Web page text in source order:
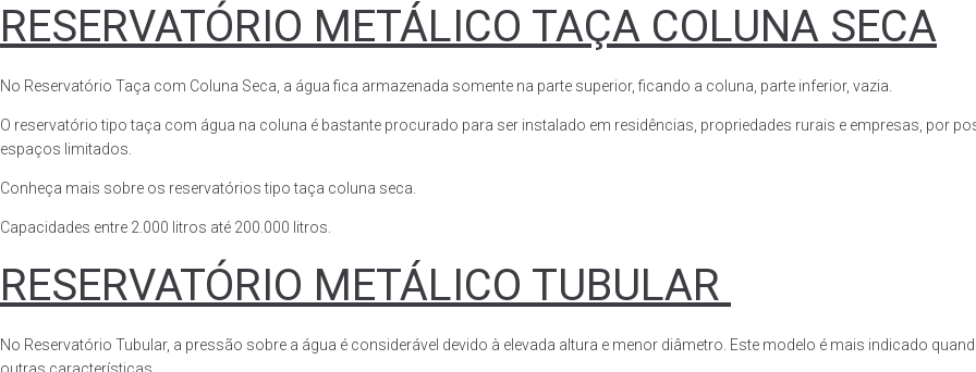
RESERVATÓRIO METÁLICO TAÇA COLUNA SECA
No Reservatório Taça com Coluna Seca, a água fica armazenada somente na parte superior, ficando a coluna, parte inferior, vazia.
O reservatório tipo taça com água na coluna é bastante procurado para ser instalado em residências, propriedades rurais e empresas, por
espaços limitados.
Conheça mais sobre os reservatórios tipo taça coluna seca.
Capacidades entre 2.000 litros até 200.000 litros.
RESERVATÓRIO METÁLICO TUBULAR
No Reservatório Tubular, a pressão sobre a água é considerável devido à elevada altura e menor diâmetro. Este modelo é mais indicado